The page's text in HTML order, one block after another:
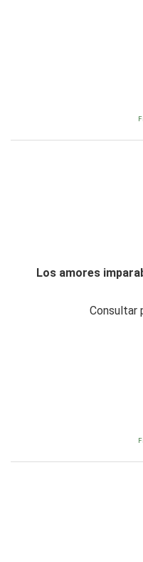
Los amores
Consultar